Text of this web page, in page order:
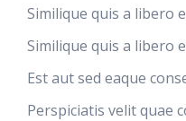
Similique quis a libero
Similique quis a libero
Est aut sed eaque
Perspiciatis velit quae